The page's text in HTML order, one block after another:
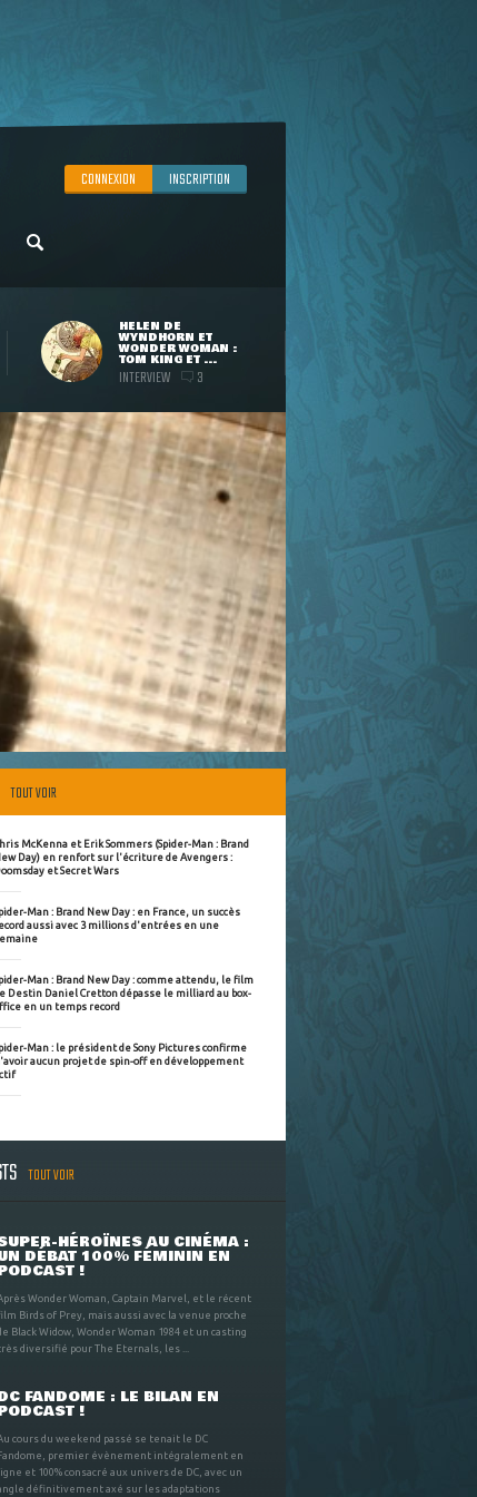
CONNEXION INSCRIPTION
HELEN DE
WYNDHORN ET
WONDER WOMAN :
TOM KING ET ...
INTERVIEW 3
TOUT VOIR
McKenna et Erik Sommers (Spider-Man : Brand
Day) en renfort sur l'écriture de Avengers :
et Secret Wars
Man : Brand New Day : en France, un succès
aussi avec 3 millions d'entrées en une
Man : Brand New Day : comme attendu, le film
Destin Daniel Cretton dépasse le milliard au box-
en un temps record
Man : le président de Sony Pictures confirme
aucun projet de spin-off en développement
TOUT VOIR
HÉROÏNES AU CINÉMA :
DÉBAT 100% FÉMININ EN
!
Wonder Woman, Captain Marvel, et le récent
Birds of Prey, mais aussi avec la venue proche
Black Widow, Wonder Woman 1984 et un casting
diversifié pour The Eternals, les ...
FANDOME : LE BILAN EN
!
cours du weekend passé se tenait le DC
premier évènement intégralement en
et 100% consacré aux univers de DC, avec un
définitivement axé sur les adaptations